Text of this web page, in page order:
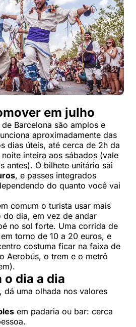
em julho
Barcelona são amplos e
aproximadamente das
dias úteis, até cerca de 2h da
inteira aos sábados (vale
antes). O bilhete unitário sai
, e passes integrados
do quanto você vai
comum o turista usar mais
do dia, em vez de andar
no sol forte. Uma corrida de
torno de 10 a 20 euros, e
costuma ficar na faixa de
Aerobús, o trem e o metrô
o dia a dia
dá uma olhada nos valores
em padaria ou bar: cerca